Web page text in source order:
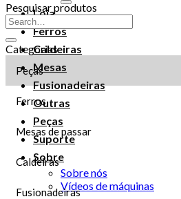
Loja
Ferros
Caldeiras
Mesas
Fusionadeiras
Outras
Peças
Suporte
Sobre
Sobre nós
Vídeos de máquinas
Pesquisar produtos
Categorias
Peças
Ferros
Mesas de passar
Caldeiras
Fusionadeiras